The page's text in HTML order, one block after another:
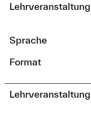
Lehrveranstaltung
Sprache
Format
Lehrveranstaltung